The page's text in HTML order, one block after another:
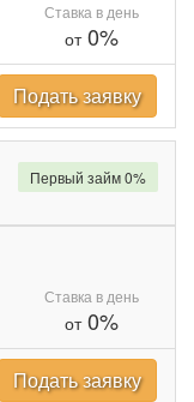
Ставка в день
от0%
Подать заявку
Ставка в день
от0%
Первый займ 0%
Подать заявку